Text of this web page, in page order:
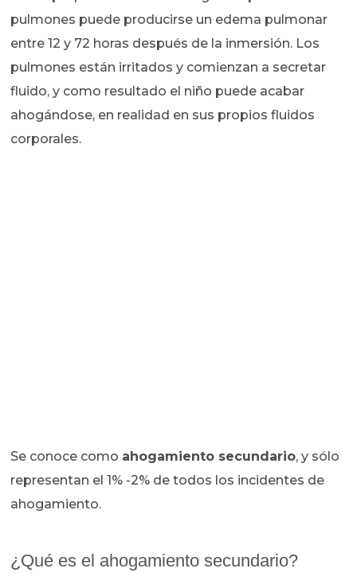
pulmones puede producirse un edema pulmonar
entre 12 y 72 horas después de la inmersión. Los
pulmones están irritados y comienzan a secretar
fluido, y como resultado el niño puede acabar
ahogándose, en realidad en sus propios fluidos
corporales.
Se conoce como ahogamiento secundario, y sólo
representan el 1% -2% de todos los incidentes de
ahogamiento.
¿Qué es el ahogamiento secundario?